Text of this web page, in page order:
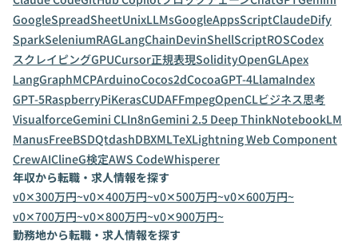
GoogleSpreadSheetUnixLLMsGoogleAppsScriptClaudeDify
SparkSeleniumRAGLangChainDevinShellScriptROSCodex
スクレイピングGPUCursor正規表現SolidityOpenGLApex
LangGraphMCPArduinoCocos2dCocoaGPT-4LlamaIndex
GPT-5RaspberryPiKerasCUDAFFmpegOpenCLビジネス思考
VisualforceGemini CLIn8nGemini 2.5 Deep ThinkNotebookLM
ManusFreeBSDQtdashDBXMLTeXLightning Web Component
CrewAIClineG検定AWS CodeWhisperer
年収から転職・求人情報を探す
v0✕300万円~v0✕400万円~v0✕500万円~v0✕600万円~
v0✕700万円~v0✕800万円~v0✕900万円~
勤務地から転職・求人情報を探す